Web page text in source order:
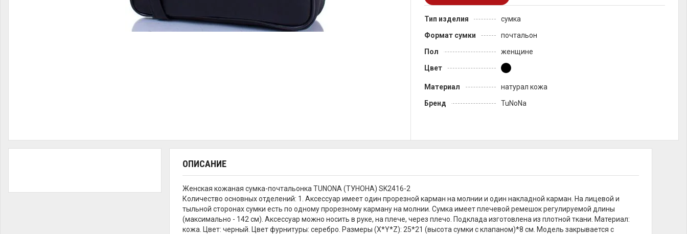
Тип изделия
сумка
Формат сумки
почтальон
Пол
женщине
Цвет
Материал
натурал кожа
Бренд
TuNoNа
ОПИСАНИЕ
Женская кожаная сумка-почтальонка TUNONA (ТУНОНА) SK2416-2
Количество основных отделений: 1. Аксессуар имеет один прорезной карман на молнии и один накладной карман. На лицевой и
тыльной сторонах сумки есть по одному прорезному карману на молнии. Сумка имеет плечевой ремешок регулируемой длины
(максимально - 142 см). Аксессуар можно носить в руке, на плече, через плечо. Подклада изготовлена из плотной ткани. Материал:
кожа. Цвет: черный. Цвет фурнитуры: серебро. Размеры (X*Y*Z): 25*21 (высота сумки с клапаном)*8 см. Модель закрывается с